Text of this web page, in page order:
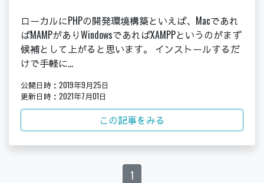
ローカルにPHPの開発環境構築といえば、Macであれ
ばMAMPがありWindowsであればXAMPPというのがまず
候補として上がると思います。 インストールするだ
けで手軽に...
公開日時：2019年9月25日
更新日時：2021年7月01日
この記事をみる
1